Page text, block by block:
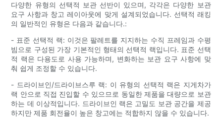
다양한 유형의 선택적 보관 선반이 있으며, 각각은 다양한 보관
요구 사항과 창고 레이아웃에 맞게 설계되었습니다. 선택적 래킹
의 일반적인 유형은 다음과 같습니다.:
- 표준 선택적 랙: 이것은 팔레트를 지지하는 수직 프레임과 수평
빔으로 구성된 가장 기본적인 형태의 선택적 랙입니다. 표준 선택
적 랙은 다용도로 사용 가능하며, 변화하는 보관 요구 사항에 맞
춰 쉽게 조정할 수 있습니다.
- 드라이브인/드라이브스루 랙: 이 유형의 선택적 랙은 지게차가
랙 안으로 직접 진입할 수 있으므로 동일한 제품을 대량으로 보관
하는 데 이상적입니다. 드라이브인 랙은 고밀도 보관 공간을 제공
하지만 제품 회전율이 높은 창고에는 적합하지 않을 수 있습니다.